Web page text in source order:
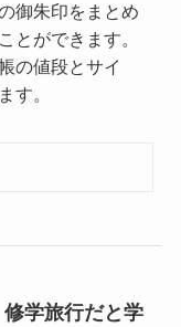
御朱印をまとめ
とができます。
の値段とサイ
す。
修学旅行だと学